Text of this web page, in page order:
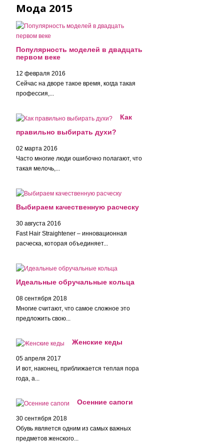
Мода 2015
Популярность моделей в двадцать
первом веке
12 февраля 2016
Сейчас на дворе такое время, когда такая
профессия,...
Как
правильно выбирать духи?
02 марта 2016
Часто многие люди ошибочно полагают, что
такая мелочь,...
Выбираем качественную расческу
30 августа 2016
Fast Hair Straightener – инновационная
расческа, которая объединяет...
Идеальные обручальные кольца
08 сентября 2018
Многие считают, что самое сложное это
предложить свою...
Женские кеды
05 апреля 2017
И вот, наконец, приближается теплая пора
года, а...
Осенние сапоги
30 сентября 2018
Обувь является одним из самых важных
предметов женского...